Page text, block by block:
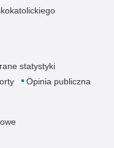
statystyki
Opinia publiczna